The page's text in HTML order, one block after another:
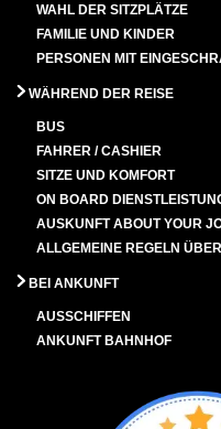
WAHL DER SITZPLÄTZE
FAMILIE UND KINDER
PERSONEN MIT
WÄHREND DER REISE
BUS
FAHRER / CASHIER
SITZE UND KOMFORT
ON BOARD
AUSKUNFT ABOUT YOUR
ALLGEMEINE REGELN ÜBER
BEI ANKUNFT
AUSSCHIFFEN
ANKUNFT BAHNHOF